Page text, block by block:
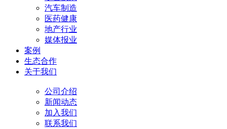
汽车制造
医药健康
地产行业
媒体报业
案例
生态合作
关于我们
公司介绍
新闻动态
加入我们
联系我们